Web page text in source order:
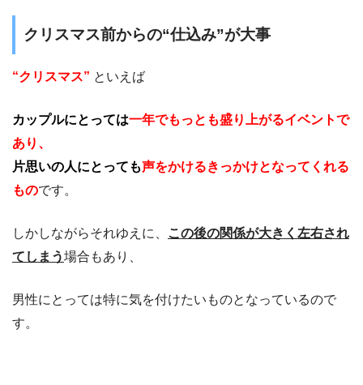
クリスマス前からの“仕込み”が大事
“クリスマス” といえば
カップルにとっては一年でもっとも盛り上がるイベントで
あり、
片思いの人にとっても声をかけるきっかけとなってくれる
ものです。
しかしながらそれゆえに、
この後の関係が大きく左右され
てしまう場合もあり、
男性にとっては特に気を付けたいものとなっているので
す。